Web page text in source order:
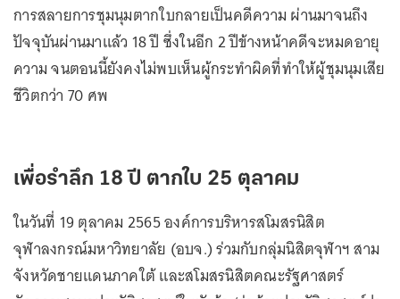
การสลายการชุมนุมตากใบกลายเป็นคดีความ ผ่านมาจนถึง
ปัจจุบันผ่านมาแล้ว 18 ปี ซึ่งในอีก 2 ปีข้างหน้าคดีจะหมดอายุ
ความ จนตอนนี้ยังคงไม่พบเห็นผู้กระทำผิดที่ทำให้ผู้ชุมนุมเสีย
ชีวิตกว่า 70 ศพ
เพื่อรำลึก 18 ปี ตากใบ 25 ตุลาคม
ในวันที่ 19 ตุลาคม 2565 องค์การบริหารสโมสรนิสิต
จุฬาลงกรณ์มหาวิทยาลัย (อบจ.) ร่วมกับกลุ่มนิสิตจุฬาฯ สาม
จังหวัดชายแดนภาคใต้ และสโมสรนิสิตคณะรัฐศาสตร์